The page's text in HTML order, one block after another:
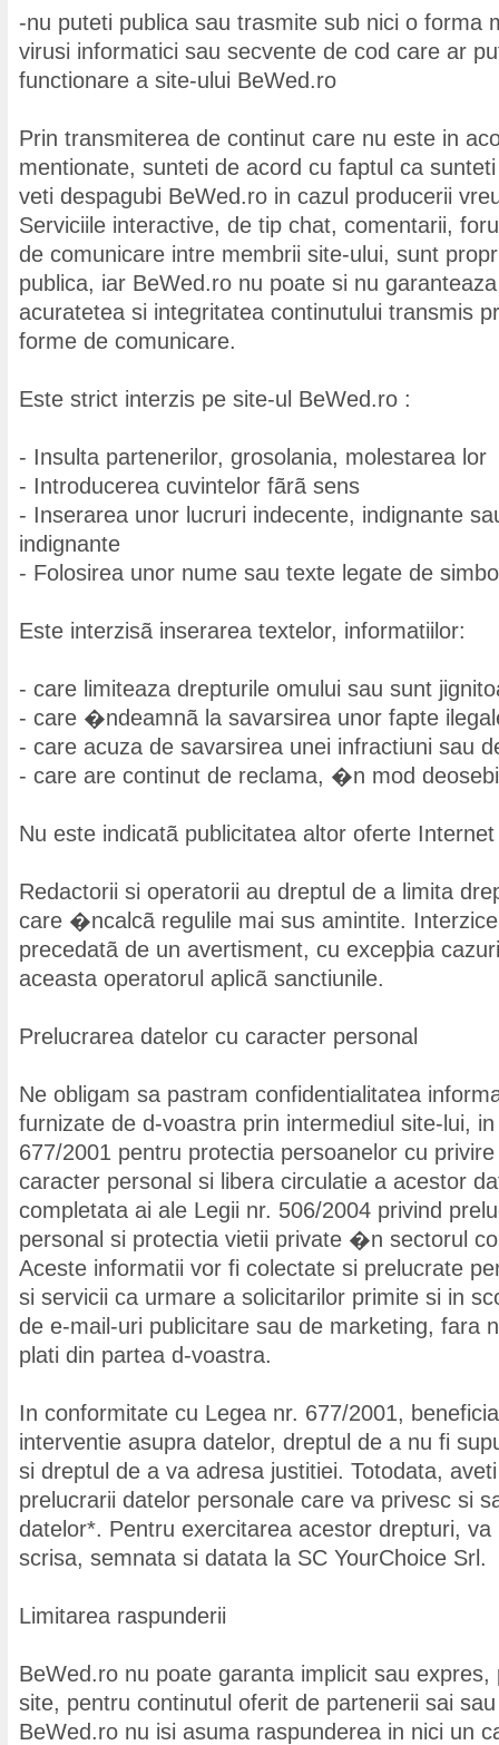
-nu puteti publica sau trasmite sub nici o forma
virusi informatici sau secvente de cod care ar
functionare a site-ului BeWed.ro
Prin transmiterea de continut care nu este in
mentionate, sunteti de acord cu faptul ca
veti despagubi BeWed.ro in cazul producerii
Serviciile interactive, de tip chat, comentarii,
de comunicare intre membrii site-ului, sunt
publica, iar BeWed.ro nu poate si nu
acuratetea si integritatea continutului transmis
forme de comunicare.
Este strict interzis pe site-ul BeWed.ro :
- Insulta partenerilor, grosolania, molestarea lor
- Introducerea cuvintelor fãrã sens
- Inserarea unor lucruri indecente, indignante
indignante
- Folosirea unor nume sau texte legate de
Este interzisã inserarea textelor, informatiilor:
- care limiteaza drepturile omului sau sunt
- care �ndeamnã la savarsirea unor fapte
- care acuza de savarsirea unei infractiuni sau
- care are continut de reclama, �n mod
Nu este indicatã publicitatea altor oferte Internet
Redactorii si operatorii au dreptul de a limita
care �ncalcã regulile mai sus amintite.
precedatã de un avertisment, cu excepþia
aceasta operatorul aplicã sanctiunile.
Prelucrarea datelor cu caracter personal
Ne obligam sa pastram confidentialitatea
furnizate de d-voastra prin intermediul site-lui,
677/2001 pentru protectia persoanelor cu
caracter personal si libera circulatie a acestor
completata ai ale Legii nr. 506/2004 privind
personal si protectia vietii private �n sectorul
Aceste informatii vor fi colectate si prelucrate
si servicii ca urmare a solicitarilor primite si in
de e-mail-uri publicitare sau de marketing, fara
plati din partea d-voastra.
In conformitate cu Legea nr. 677/2001,
interventie asupra datelor, dreptul de a nu fi
si dreptul de a va adresa justitiei. Totodata,
prelucrarii datelor personale care va privesc si
datelor*. Pentru exercitarea acestor drepturi,
scrisa, semnata si datata la SC YourChoice Srl.
Limitarea raspunderii
BeWed.ro nu poate garanta implicit sau
site, pentru continutul oferit de partenerii sai
BeWed.ro nu isi asuma raspunderea in nici un